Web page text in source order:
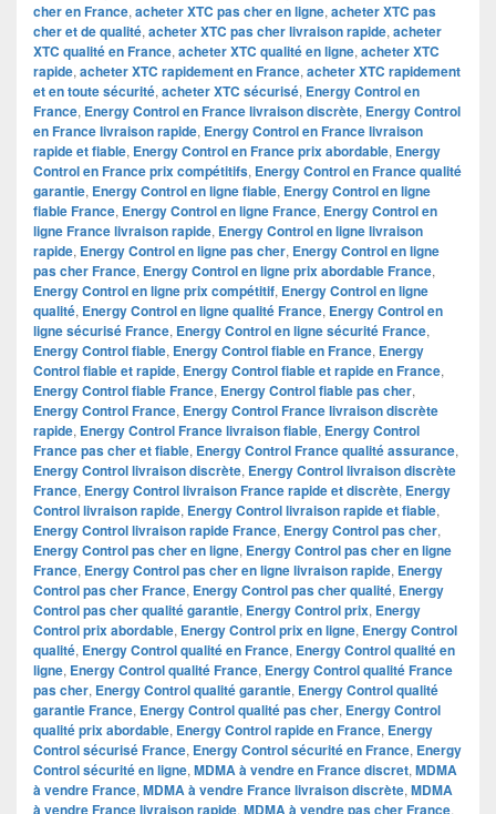
cher en France, acheter XTC pas cher en ligne, acheter XTC pas
cher et de qualité, acheter XTC pas cher livraison rapide, acheter
XTC qualité en France, acheter XTC qualité en ligne, acheter XTC
rapide, acheter XTC rapidement en France, acheter XTC rapidement
et en toute sécurité, acheter XTC sécurisé, Energy Control en
France, Energy Control en France livraison discrète, Energy Control
en France livraison rapide, Energy Control en France livraison
rapide et fiable, Energy Control en France prix abordable, Energy
Control en France prix compétitifs, Energy Control en France qualité
garantie, Energy Control en ligne fiable, Energy Control en ligne
fiable France, Energy Control en ligne France, Energy Control en
ligne France livraison rapide, Energy Control en ligne livraison
rapide, Energy Control en ligne pas cher, Energy Control en ligne
pas cher France, Energy Control en ligne prix abordable France,
Energy Control en ligne prix compétitif, Energy Control en ligne
qualité, Energy Control en ligne qualité France, Energy Control en
ligne sécurisé France, Energy Control en ligne sécurité France,
Energy Control fiable, Energy Control fiable en France, Energy
Control fiable et rapide, Energy Control fiable et rapide en France,
Energy Control fiable France, Energy Control fiable pas cher,
Energy Control France, Energy Control France livraison discrète
rapide, Energy Control France livraison fiable, Energy Control
France pas cher et fiable, Energy Control France qualité assurance,
Energy Control livraison discrète, Energy Control livraison discrète
France, Energy Control livraison France rapide et discrète, Energy
Control livraison rapide, Energy Control livraison rapide et fiable,
Energy Control livraison rapide France, Energy Control pas cher,
Energy Control pas cher en ligne, Energy Control pas cher en ligne
France, Energy Control pas cher en ligne livraison rapide, Energy
Control pas cher France, Energy Control pas cher qualité, Energy
Control pas cher qualité garantie, Energy Control prix, Energy
Control prix abordable, Energy Control prix en ligne, Energy Control
qualité, Energy Control qualité en France, Energy Control qualité en
ligne, Energy Control qualité France, Energy Control qualité France
pas cher, Energy Control qualité garantie, Energy Control qualité
garantie France, Energy Control qualité pas cher, Energy Control
qualité prix abordable, Energy Control rapide en France, Energy
Control sécurisé France, Energy Control sécurité en France, Energy
Control sécurité en ligne, MDMA à vendre en France discret, MDMA
à vendre France, MDMA à vendre France livraison discrète, MDMA
à vendre France livraison rapide, MDMA à vendre pas cher France,